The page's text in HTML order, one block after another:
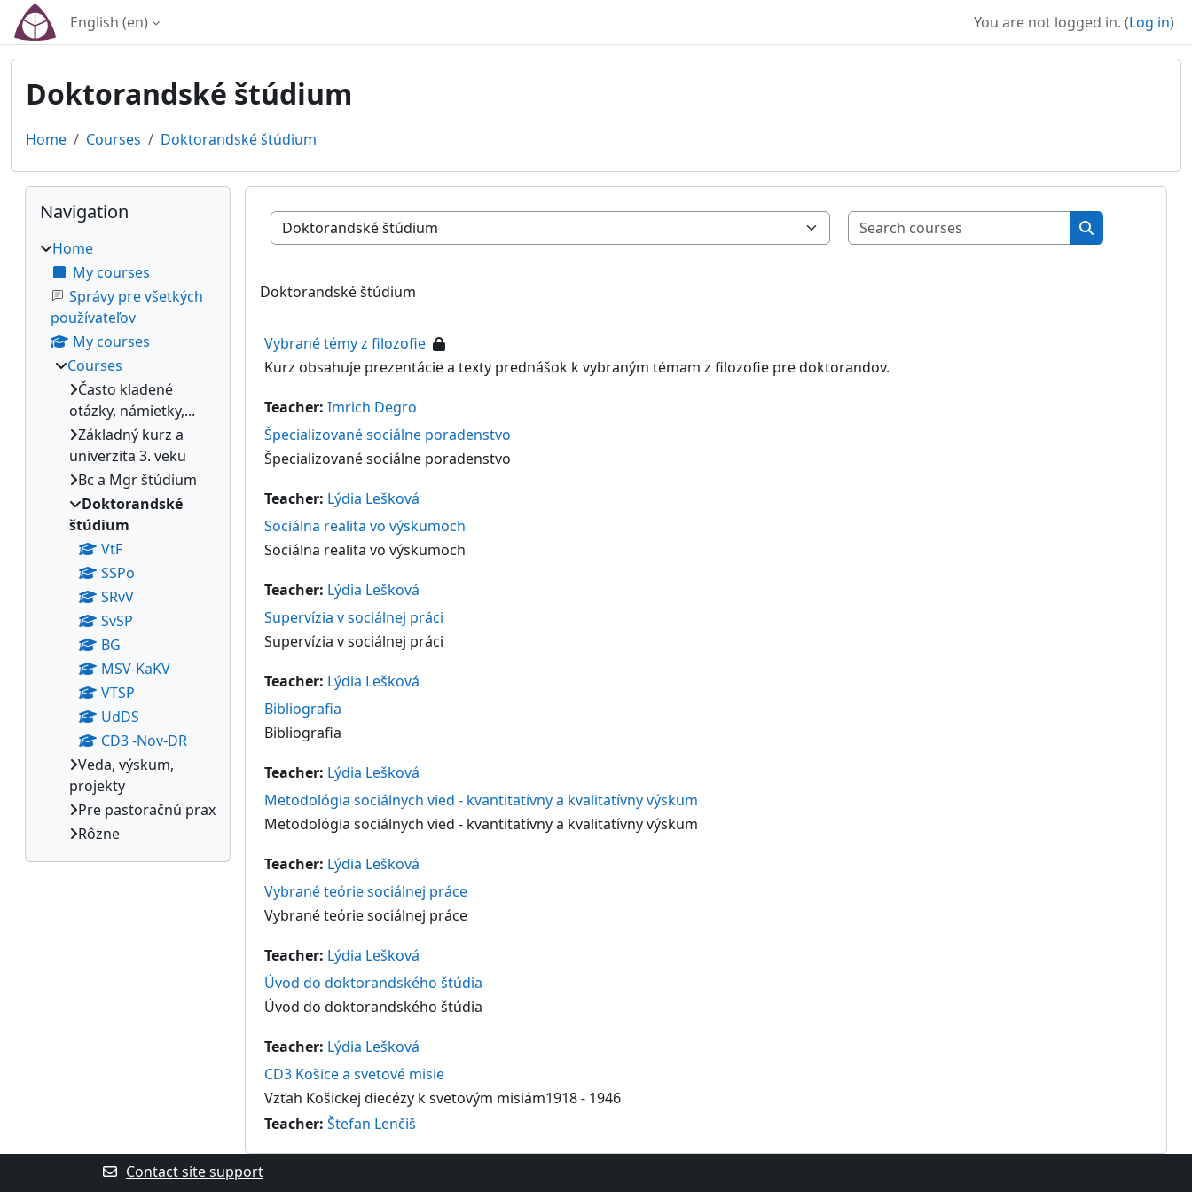
Skip to main content
English ‎(en)‎ You are not logged in. (Log in)
Doktorandské štúdium
Home Courses Doktorandské štúdium
Course categories
Search courses
Search courses
Doktorandské štúdium
Vybrané témy z filozofie
Kurz obsahuje prezentácie a texty prednášok k vybraným témam z filozofie pre doktorandov.
Teacher: Imrich Degro
Špecializované sociálne poradenstvo
Špecializované sociálne poradenstvo
Teacher: Lýdia Lešková
Sociálna realita vo výskumoch
Sociálna realita vo výskumoch
Teacher: Lýdia Lešková
Supervízia v sociálnej práci
Supervízia v sociálnej práci
Teacher: Lýdia Lešková
Bibliografia
Bibliografia
Teacher: Lýdia Lešková
Metodológia sociálnych vied - kvantitatívny a kvalitatívny výskum
Metodológia sociálnych vied - kvantitatívny a kvalitatívny výskum
Teacher: Lýdia Lešková
Vybrané teórie sociálnej práce
Vybrané teórie sociálnej práce
Teacher: Lýdia Lešková
Úvod do doktorandského štúdia
Úvod do doktorandského štúdia
Teacher: Lýdia Lešková
CD3 Košice a svetové misie
Vzťah Košickej diecézy k svetovým misiám1918 - 1946
Teacher: Štefan Lenčiš
Blocks
Skip Navigation
Navigation
Home
My courses
Správy pre všetkých
používateľov
My courses
Courses
Často kladené
otázky, námietky,...
Základný kurz a
univerzita 3. veku
Bc a Mgr štúdium
Doktorandské
štúdium
VtF
SSPo
SRvV
SvSP
BG
MSV-KaKV
VTSP
UdDS
CD3 -Nov-DR
Veda, výskum,
projekty
Pre pastoračnú prax
Rôzne
Contact site support